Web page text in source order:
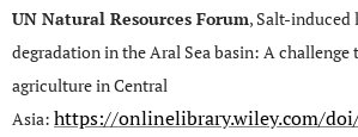
UN Natural Resources Forum, Salt-induced
degradation in the Aral Sea basin: A challenge
agriculture in Central
Asia: https://onlinelibrary.wiley.com/